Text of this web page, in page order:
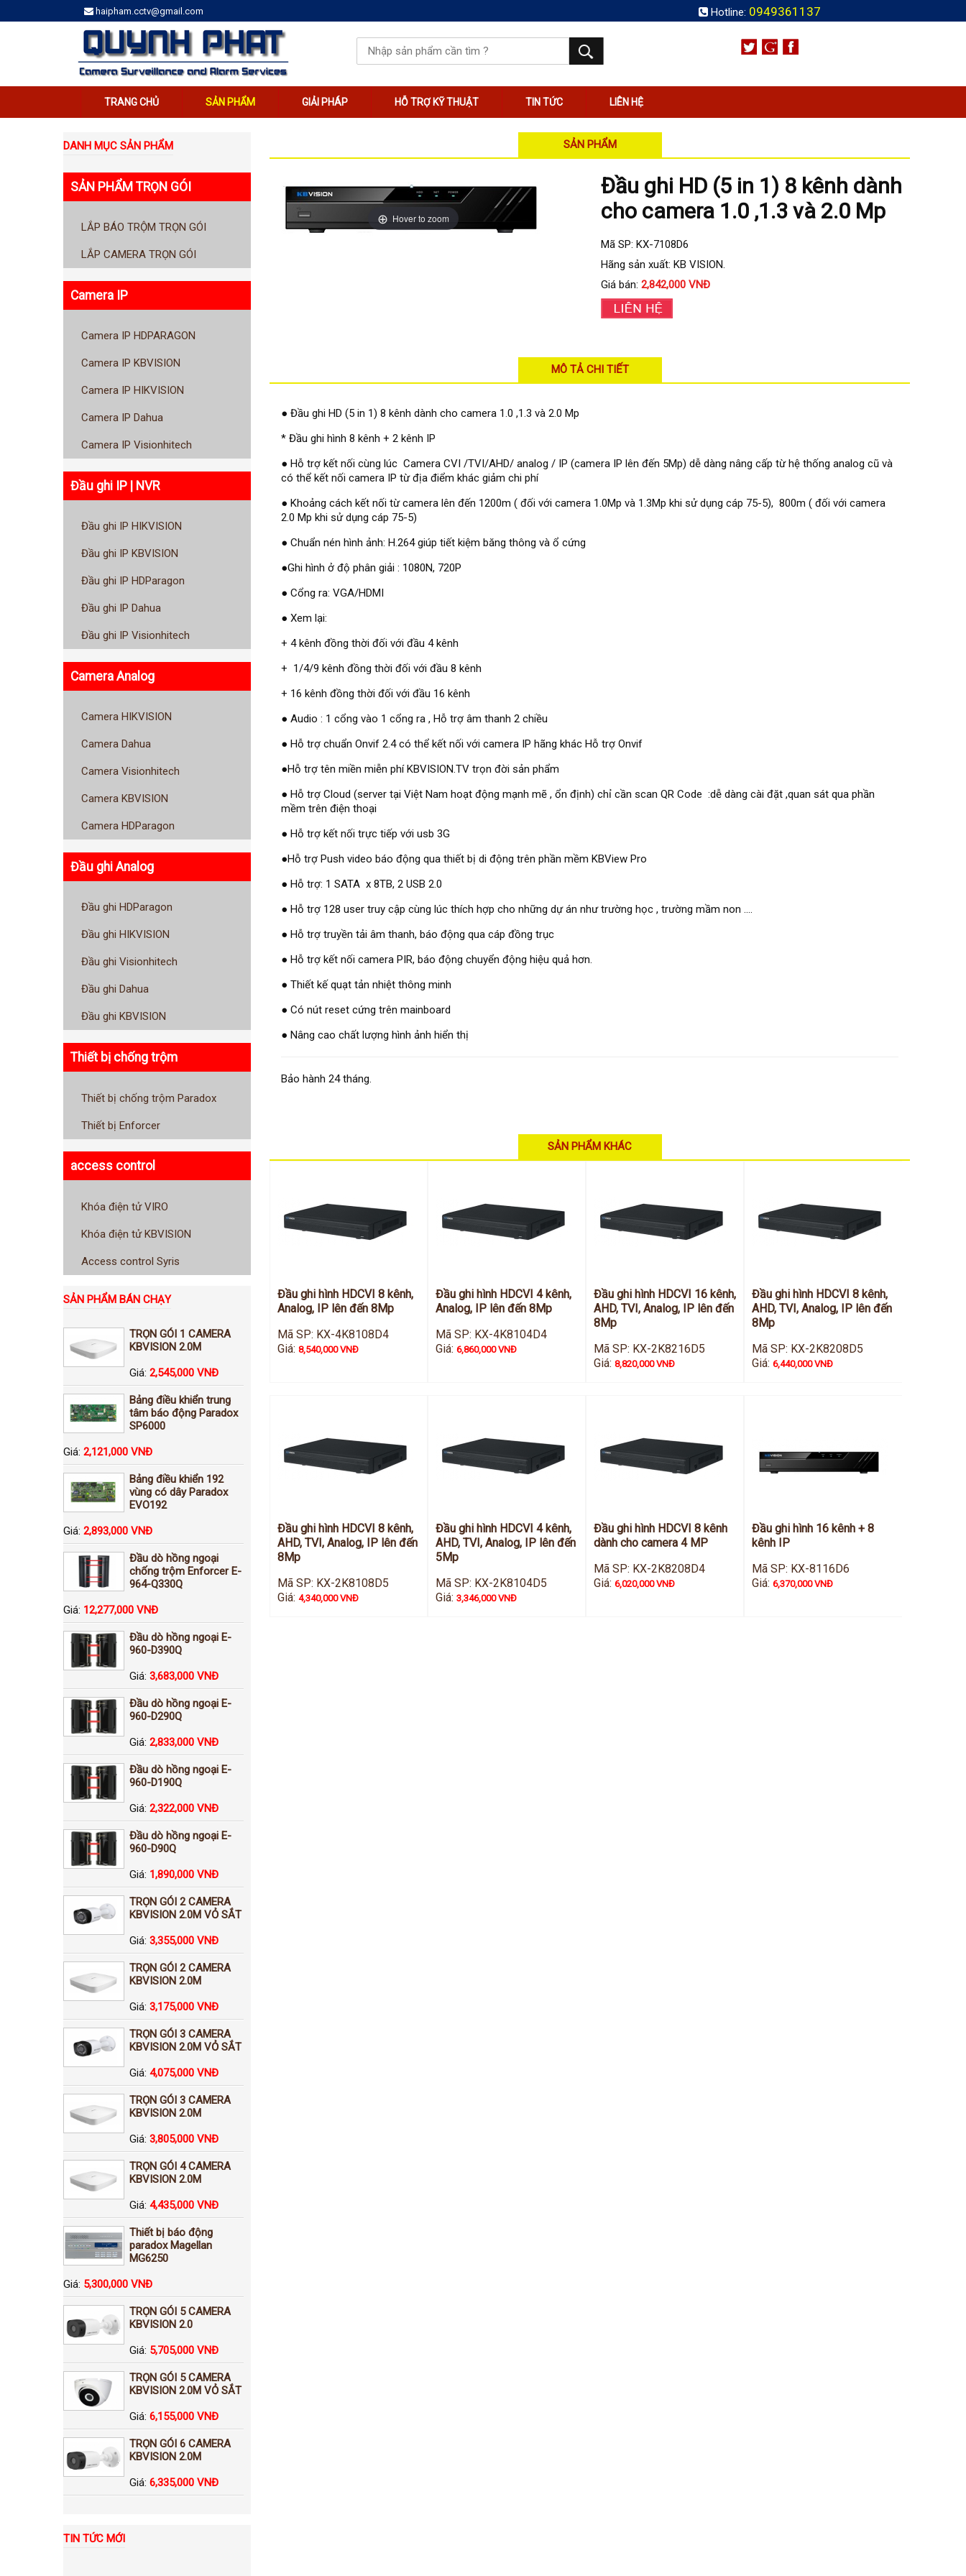
haipham.cctv@gmail.com Hotline: 0949361137
TRANG CHỦ SẢN PHẨM GIẢI PHÁP HỖ TRỢ KỸ THUẬT TIN TỨC LIÊN HỆ
DANH MỤC SẢN PHẨM
SẢN PHẨM TRỌN GÓI
LẮP BÁO TRỘM TRỌN GÓI
LẮP CAMERA TRỌN GÓI
Camera IP
Camera IP HDPARAGON
Camera IP KBVISION
Camera IP HIKVISION
Camera IP Dahua
Camera IP Visionhitech
Đầu ghi IP | NVR
Đầu ghi IP HIKVISION
Đầu ghi IP KBVISION
Đầu ghi IP HDParagon
Đầu ghi IP Dahua
Đầu ghi IP Visionhitech
Camera Analog
Camera HIKVISION
Camera Dahua
Camera Visionhitech
Camera KBVISION
Camera HDParagon
Đầu ghi Analog
Đầu ghi HDParagon
Đầu ghi HIKVISION
Đầu ghi Visionhitech
Đầu ghi Dahua
Đầu ghi KBVISION
Thiết bị chống trộm
Thiết bị chống trộm Paradox
Thiết bị Enforcer
access control
Khóa điện tử VIRO
Khóa điện tử KBVISION
Access control Syris
SẢN PHẨM BÁN CHẠY
TRỌN GÓI 1 CAMERA
KBVISION 2.0M
Giá: 2,545,000 VNĐ
Bảng điều khiển trung
tâm báo động Paradox
SP6000
Giá: 2,121,000 VNĐ
Bảng điều khiển 192
vùng có dây Paradox
EVO192
Giá: 2,893,000 VNĐ
Đầu dò hồng ngoại
chống trộm Enforcer E-
964-Q330Q
Giá: 12,277,000 VNĐ
Đầu dò hồng ngoại E-
960-D390Q
Giá: 3,683,000 VNĐ
Đầu dò hồng ngoại E-
960-D290Q
Giá: 2,833,000 VNĐ
Đầu dò hồng ngoại E-
960-D190Q
Giá: 2,322,000 VNĐ
Đầu dò hồng ngoại E-
960-D90Q
Giá: 1,890,000 VNĐ
TRỌN GÓI 2 CAMERA
KBVISION 2.0M VỎ SẮT
Giá: 3,355,000 VNĐ
TRỌN GÓI 2 CAMERA
KBVISION 2.0M
Giá: 3,175,000 VNĐ
TRỌN GÓI 3 CAMERA
KBVISION 2.0M VỎ SẮT
Giá: 4,075,000 VNĐ
TRỌN GÓI 3 CAMERA
KBVISION 2.0M
Giá: 3,805,000 VNĐ
TRỌN GÓI 4 CAMERA
KBVISION 2.0M
Giá: 4,435,000 VNĐ
Thiết bị báo động
paradox Magellan
MG6250
Giá: 5,300,000 VNĐ
TRỌN GÓI 5 CAMERA
KBVISION 2.0
Giá: 5,705,000 VNĐ
TRỌN GÓI 5 CAMERA
KBVISION 2.0M VỎ SẮT
Giá: 6,155,000 VNĐ
TRỌN GÓI 6 CAMERA
KBVISION 2.0M
Giá: 6,335,000 VNĐ
TIN TỨC MỚI
SẢN PHẨM
Hover to zoom
Đầu ghi HD (5 in 1) 8 kênh dành
cho camera 1.0 ,1.3 và 2.0 Mp
Mã SP: KX-7108D6
Hãng sản xuất: KB VISION.
Giá bán: 2,842,000 VNĐ
MÔ TẢ CHI TIẾT
● Đầu ghi HD (5 in 1) 8 kênh dành cho camera 1.0 ,1.3 và 2.0 Mp
* Đầu ghi hình 8 kênh + 2 kênh IP
● Hỗ trợ kết nối cùng lúc Camera CVI /TVI/AHD/ analog / IP (camera IP lên đến 5Mp) dễ dàng nâng cấp từ hệ thống analog cũ và
có thể kết nối camera IP từ địa điểm khác giảm chi phí
● Khoảng cách kết nối từ camera lên đến 1200m ( đối với camera 1.0Mp và 1.3Mp khi sử dụng cáp 75-5), 800m ( đối với camera
2.0 Mp khi sử dụng cáp 75-5)
● Chuẩn nén hình ảnh: H.264 giúp tiết kiệm băng thông và ổ cứng
●Ghi hình ở độ phân giải : 1080N, 720P
● Cổng ra: VGA/HDMI
● Xem lại:
+ 4 kênh đồng thời đối với đầu 4 kênh
+ 1/4/9 kênh đồng thời đối với đầu 8 kênh
+ 16 kênh đồng thời đối với đầu 16 kênh
● Audio : 1 cổng vào 1 cổng ra , Hỗ trợ âm thanh 2 chiều
● Hỗ trợ chuẩn Onvif 2.4 có thể kết nối với camera IP hãng khác Hỗ trợ Onvif
●Hỗ trợ tên miền miễn phí KBVISION.TV trọn đời sản phẩm
● Hỗ trợ Cloud (server tại Việt Nam hoạt động mạnh mẽ , ổn định) chỉ cần scan QR Code :dễ dàng cài đặt ,quan sát qua phần
mềm trên điện thoại
● Hỗ trợ kết nối trực tiếp với usb 3G
●Hỗ trợ Push video báo động qua thiết bị di động trên phần mềm KBView Pro
● Hỗ trợ: 1 SATA x 8TB, 2 USB 2.0
● Hỗ trợ 128 user truy cập cùng lúc thích hợp cho những dự án như trường học , trường mầm non ....
● Hỗ trợ truyền tải âm thanh, báo động qua cáp đồng trục
● Hỗ trợ kết nối camera PIR, báo động chuyển động hiệu quả hơn.
● Thiết kế quạt tản nhiệt thông minh
● Có nút reset cứng trên mainboard
● Nâng cao chất lượng hình ảnh hiển thị
Bảo hành 24 tháng.
SẢN PHẨM KHÁC
Đầu ghi hình HDCVI 8 kênh,
Analog, IP lên đến 8Mp
Mã SP: KX-4K8108D4
Giá: 8,540,000 VNĐ
Đầu ghi hình HDCVI 4 kênh,
Analog, IP lên đến 8Mp
Mã SP: KX-4K8104D4
Giá:6,860,000 VNĐ
Đầu ghi hình HDCVI 16 kênh,
AHD, TVI, Analog, IP lên đến
8Mp
Mã SP: KX-2K8216D5
Giá:8,820,000 VNĐ
Đầu ghi hình HDCVI 8 kênh,
AHD, TVI, Analog, IP lên đến
8Mp
Mã SP: KX-2K8208D5
Giá:6,440,000 VNĐ
Đầu ghi hình HDCVI 8 kênh,
AHD, TVI, Analog, IP lên đến
8Mp
Mã SP: KX-2K8108D5
Giá: 4,340,000 VNĐ
Đầu ghi hình HDCVI 4 kênh,
AHD, TVI, Analog, IP lên đến
5Mp
Mã SP: KX-2K8104D5
Giá:3,346,000 VNĐ
Đầu ghi hình HDCVI 8 kênh
dành cho camera 4 MP
Mã SP: KX-2K8208D4
Giá:6,020,000 VNĐ
Đầu ghi hình 16 kênh + 8
kênh IP
Mã SP: KX-8116D6
Giá:6,370,000 VNĐ